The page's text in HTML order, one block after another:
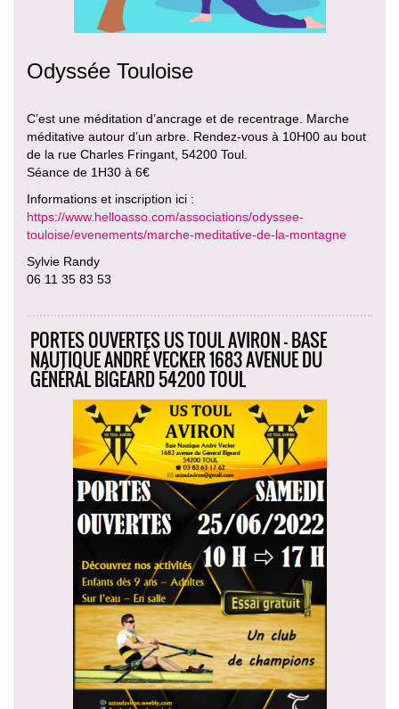
Odyssée Touloise
C’est une méditation d’ancrage et de recentrage. Marche
méditative autour d’un arbre. Rendez-vous à 10H00 au bout
de la rue Charles Fringant, 54200 Toul.
Séance de 1H30 à 6€
Informations et inscription ici :
https://www.helloasso.com/associations/odyssee-
touloise/evenements/marche-meditative-de-la-montagne
Sylvie Randy
06 11 35 83 53
PORTES OUVERTES US TOUL AVIRON - BASE
NAUTIQUE ANDRÉ VECKER 1683 AVENUE DU
GÉNÉRAL BIGEARD 54200 TOUL